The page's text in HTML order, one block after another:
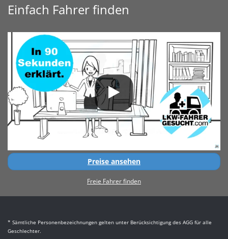
Einfach Fahrer finden
Preise ansehen
Freie Fahrer finden
* Sämtliche Personenbezeichnungen gelten unter Berücksichtigung des AGG für alle
Geschlechter.